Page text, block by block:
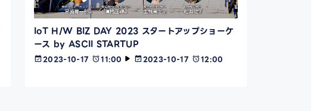
IoT H/W BIZ DAY 2023 スタートアップショーケ
ース by ASCII STARTUP
2023-10-17 11:00 2023-10-17 12:00